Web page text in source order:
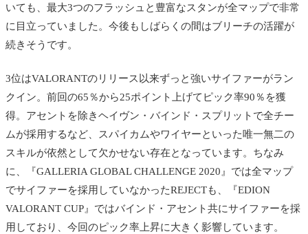
いても、 最大3つのフラッシュと豊富なスタンが全マップで非常
に目立っていました。今後もしばらくの間はブリーチの活躍が
続きそうです。
3位はVALORANTのリリース以来ずっと強いサイファーがラン
クイン。 前回の65％から25ポイント上げてピック率90％を獲
得。アセントを除きヘイヴン・バインド・スプリットで全チー
ムが採用するなど、スパイカムやワイヤーといった唯一無二の
スキルが依然として欠かせない存在となっています。ちなみ
に、『GALLERIA GLOBAL CHALLENGE 2020』では全マップ
でサイファーを採用していなかったREJECTも、『EDION
VALORANT CUP』ではバインド・アセント共にサイファーを採
用しており、今回のピック率上昇に大きく影響しています。